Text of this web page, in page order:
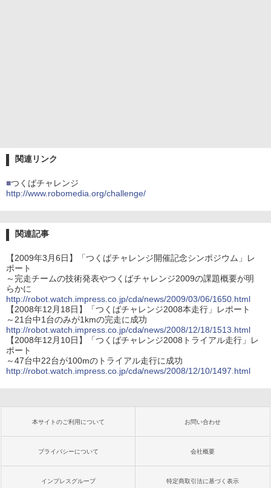
関連リンク
■つくばチャレンジ
http://www.robomedia.org/challenge/
関連記事
【2009年3月6日】「つくばチャレンジ開催記念シンポジウム」レ
ポート
～完走チームの技術発表やつくばチャレンジ2009の課題概要が明
らかに
http://robot.watch.impress.co.jp/cda/news/2009/03/06/1650.html
【2008年12月18日】「つくばチャレンジ2008本走行」レポート
～21台中1台のみが1kmの完走に成功
http://robot.watch.impress.co.jp/cda/news/2008/12/18/1513.html
【2008年12月10日】「つくばチャレンジ2008トライアル走行」レ
ポート
～47台中22台が100mのトライアル走行に成功
http://robot.watch.impress.co.jp/cda/news/2008/12/10/1497.html
本サイトのご利用について お問い合わせ
プライバシーについて 会社概要
インプレスグループ 特定商取引法に基づく表示